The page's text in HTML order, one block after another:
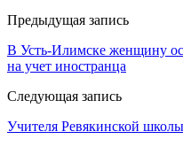
Предыдущая запись
В Усть-Илимске женщину
на учет иностранца
Следующая запись
Учителя Ревякинской